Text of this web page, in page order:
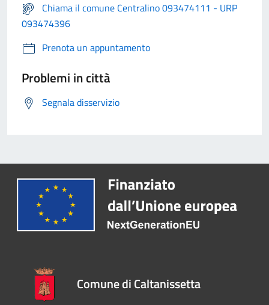
Chiama il comune Centralino 093474111 - URP
093474396
Prenota un appuntamento
Problemi in città
Segnala disservizio
Comune di Caltanissetta